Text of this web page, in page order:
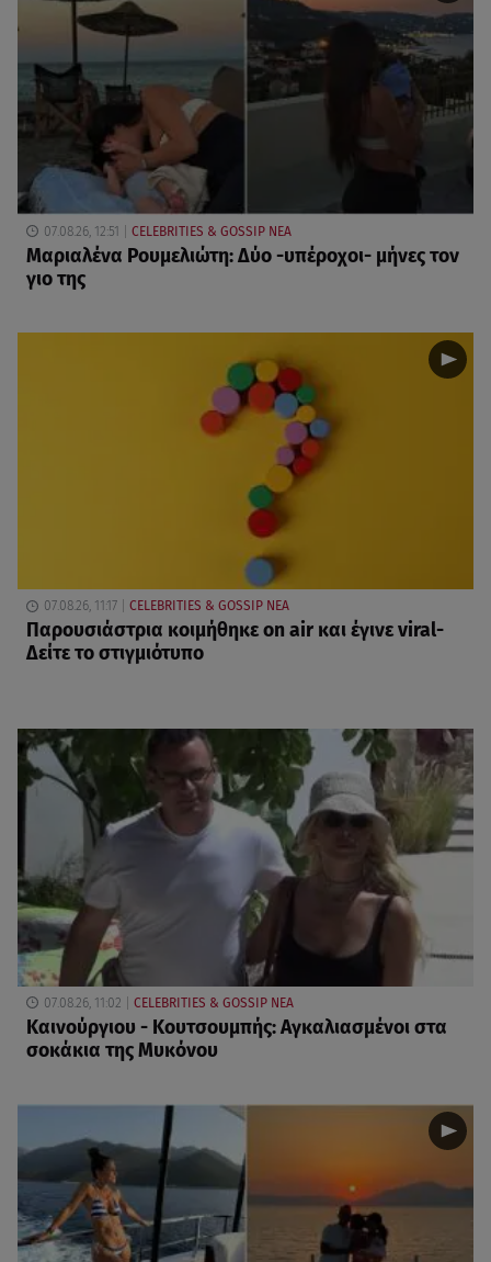
07.08.26, 12:51 CELEBRITIES & GOSSIP ΝΕΑ
Μαριαλένα Ρουμελιώτη: Δύο -υπέροχοι- μήνες τον
γιο της
07.08.26, 11:17 CELEBRITIES & GOSSIP ΝΕΑ
Παρουσιάστρια κοιμήθηκε on air και έγινε viral-
Δείτε το στιγμιότυπο
07.08.26, 11:02 CELEBRITIES & GOSSIP ΝΕΑ
Καινούργιου - Κουτσουμπής: Αγκαλιασμένοι στα
σοκάκια της Μυκόνου